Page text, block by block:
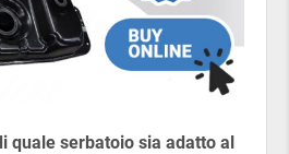
quale serbatoio sia adatto al